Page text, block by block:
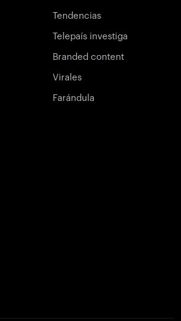
Tendencias
Telepaís investiga
Branded content
Virales
Farándula